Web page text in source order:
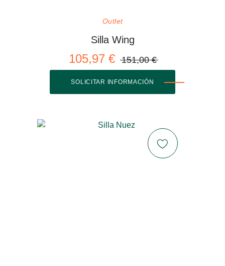
Outlet
Silla Wing
105,97 € 151,00 €
SOLICITAR INFORMACIÓN